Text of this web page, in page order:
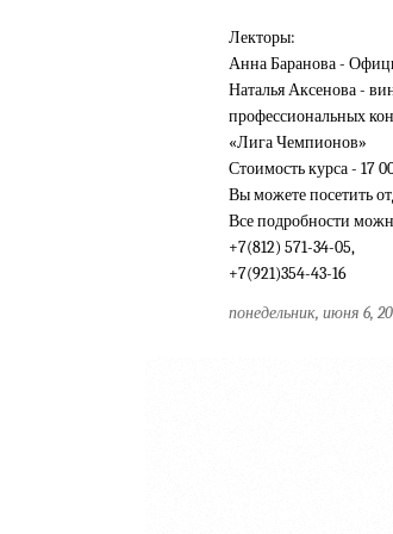
Лекторы:
Анна Баранова -
Наталья Аксенова -
профессиональных
«Лига Чемпионов»
Стоимость курса - 17
Вы можете посетить
Все подробности
+7(812) 571-34-05,
+7(921)354-43-16
понедельник, июня 6,